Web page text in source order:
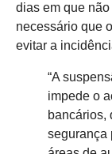
dias em que
necessário que
evitar a
“A
impede o
bancários,
segurança